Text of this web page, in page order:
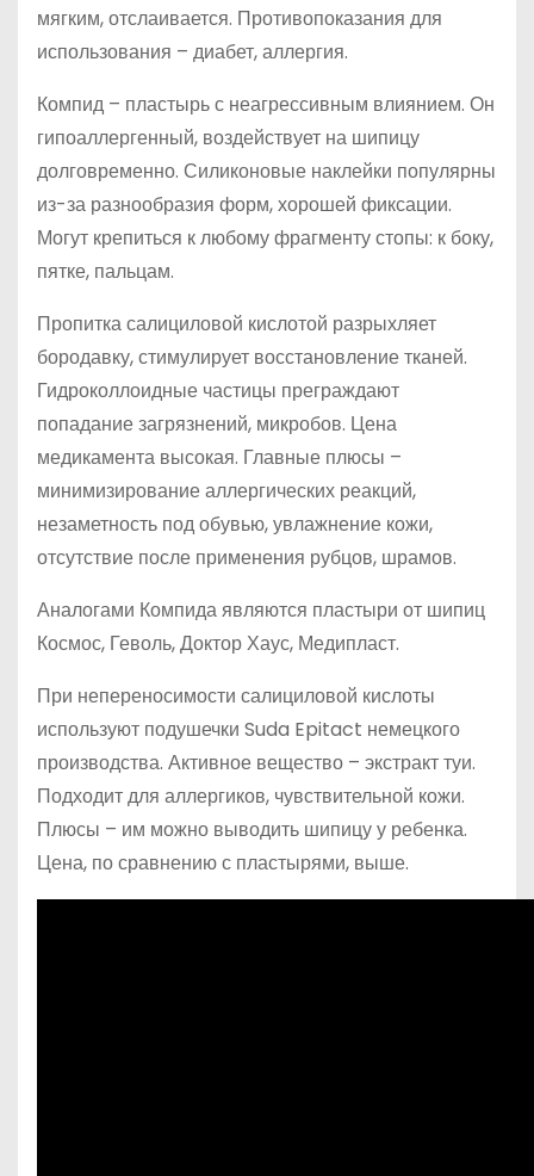
мягким, отслаивается. Противопоказания для
использования – диабет, аллергия.
Компид – пластырь с неагрессивным влиянием. Он
гипоаллергенный, воздействует на шипицу
долговременно. Силиконовые наклейки популярны
из-за разнообразия форм, хорошей фиксации.
Могут крепиться к любому фрагменту стопы: к боку,
пятке, пальцам.
Пропитка салициловой кислотой разрыхляет
бородавку, стимулирует восстановление тканей.
Гидроколлоидные частицы преграждают
попадание загрязнений, микробов. Цена
медикамента высокая. Главные плюсы –
минимизирование аллергических реакций,
незаметность под обувью, увлажнение кожи,
отсутствие после применения рубцов, шрамов.
Аналогами Компида являются пластыри от шипиц
Космос, Геволь, Доктор Хаус, Медипласт.
При непереносимости салициловой кислоты
используют подушечки Suda Epitact немецкого
производства. Активное вещество – экстракт туи.
Подходит для аллергиков, чувствительной кожи.
Плюсы – им можно выводить шипицу у ребенка.
Цена, по сравнению с пластырями, выше.